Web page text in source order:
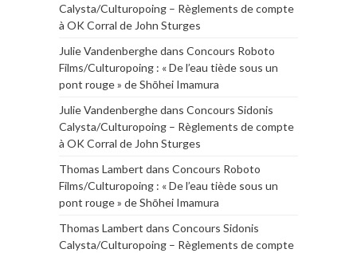
Calysta/Culturopoing – Règlements de compte
à OK Corral de John Sturges
Julie Vandenberghedans Concours Roboto
Films/Culturopoing : « De l’eau tiède sous un
pont rouge » de Shōhei Imamura
Julie Vandenberghedans Concours Sidonis
Calysta/Culturopoing – Règlements de compte
à OK Corral de John Sturges
Thomas Lambert dans Concours Roboto
Films/Culturopoing : « De l’eau tiède sous un
pont rouge » de Shōhei Imamura
Thomas Lambert dans Concours Sidonis
Calysta/Culturopoing – Règlements de compte